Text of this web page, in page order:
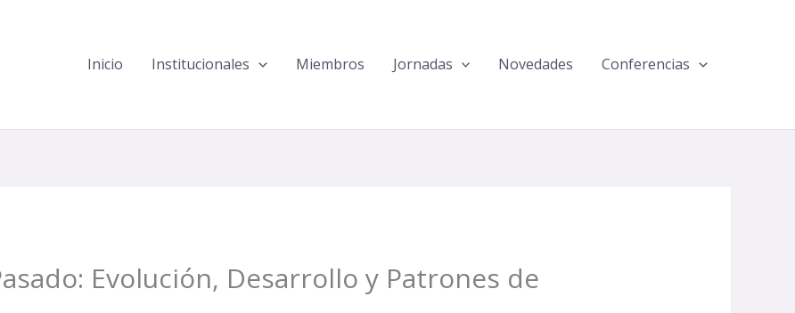
Inicio Institucionales Miembros Jornadas Novedades Conferencias
Evolución, Desarrollo y Patrones de